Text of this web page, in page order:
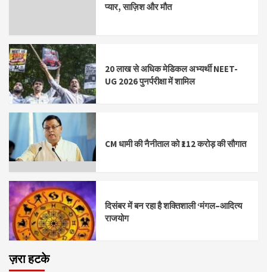
प्यार, साज़िश और मौत
20 लाख से अधिक मेडिकल अभ्यर्थी NEET-
UG 2026 पुनर्परीक्षा में शामिल
CM धामी की नैनीताल को ₹112 करोड़ की सौगात
दिसंबर में बन रहा है शक्तिशाली ‘मंगल–आदित्य
राजयोग
ज़रा हटके